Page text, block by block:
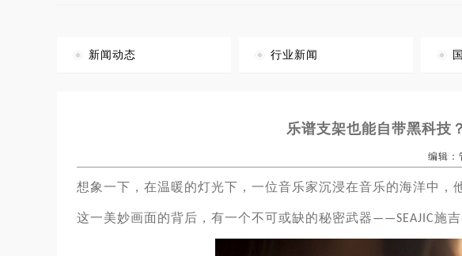
新闻动态 行业新闻
乐谱支架也能自带黑科技
编辑：
想象一下，在温暖的灯光下，一位音乐家沉浸在音乐的海洋中，
这一美妙画面的背后，有一个不可或缺的秘密武器——SEAJIC施